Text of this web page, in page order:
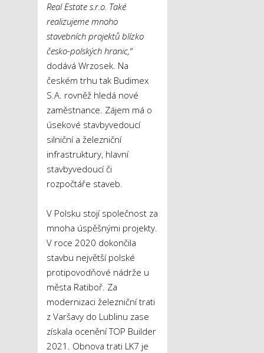
Real Estate s.r.o. Také
realizujeme mnoho
stavebních projektů blízko
česko-polských hranic,“
dodává Wrzosek. Na
českém trhu tak Budimex
S.A. rovněž hledá nové
zaměstnance. Zájem má o
úsekové stavbyvedoucí
silniční a železniční
infrastruktury, hlavní
stavbyvedoucí či
rozpočtáře staveb.
V Polsku stojí společnost za
mnoha úspěšnými projekty.
V roce 2020 dokončila
stavbu největší polské
protipovodňové nádrže u
města Ratiboř. Za
modernizaci železniční trati
z Varšavy do Lublinu zase
získala ocenění TOP Builder
2021. Obnova trati LK7 je